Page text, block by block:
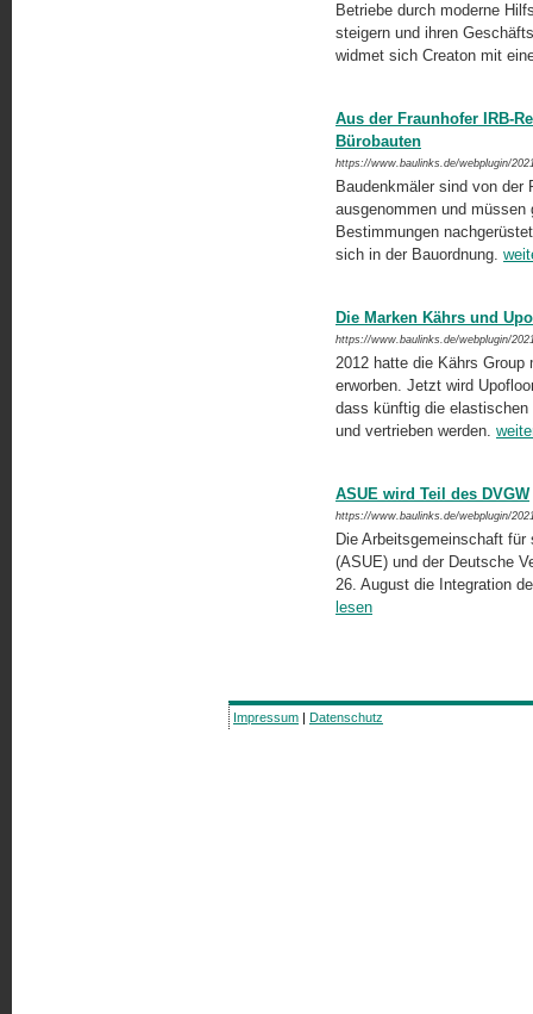
Betriebe durch moderne
steigern und ihren
widmet sich Creaton mit
Aus der Fraunhofer IRB-
Bürobauten
https://www.baulinks.de/webplugin/
Baudenkmäler sind von
ausgenommen und müssen
Bestimmungen
sich in der Bauordnung.
Die Marken Kährs und
https://www.baulinks.de/webplugin/
2012 hatte die Kährs Group
erworben. Jetzt wird
dass künftig die elastischen
und vertrieben werden.
ASUE wird Teil des DVGW
https://www.baulinks.de/webplugin/
Die Arbeitsgemeinschaft
(ASUE) und der Deutsche
26. August die Integration
lesen
Impressum | Datenschutz